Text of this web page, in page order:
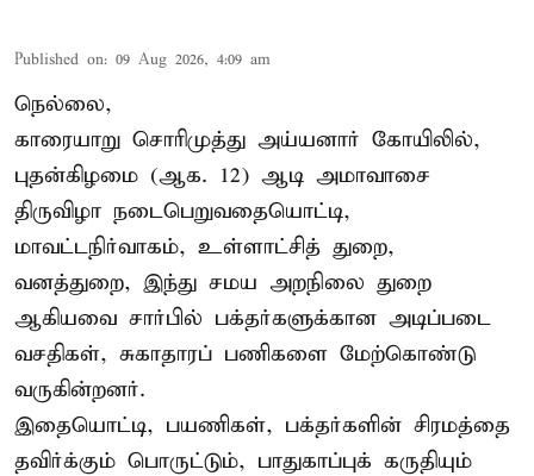
Published on: 09 Aug 2026, 4:09 am
நெல்லை,
காரையாறு சொரிமுத்து அய்யனார் கோயிலில்,
புதன்கிழமை (ஆக. 12) ஆடி அமாவாசை
திருவிழா நடைபெறுவதையொட்டி,
மாவட்டநிர்வாகம், உள்ளாட்சித் துறை,
வனத்துறை, இந்து சமய அறநிலை துறை
ஆகியவை சார்பில் பக்தர்களுக்கான அடிப்படை
வசதிகள், சுகாதாரப் பணிகளை மேற்கொண்டு
வருகின்றனர்.
இதையொட்டி, பயணிகள், பக்தர்களின் சிரமத்தை
தவிர்க்கும் பொருட்டும், பாதுகாப்புக் கருதியும்